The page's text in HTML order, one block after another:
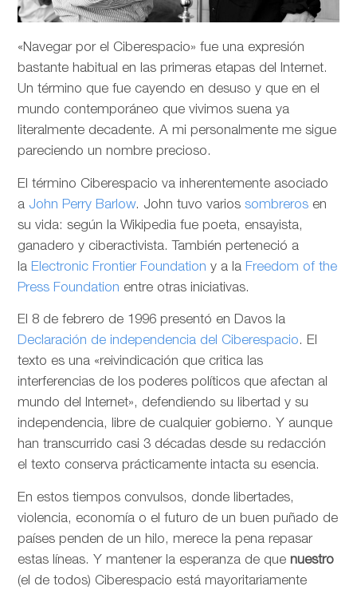
«Navegar por el Ciberespacio» fue una expresión
bastante habitual en las primeras etapas del Internet.
Un término que fue cayendo en desuso y que en el
mundo contemporáneo que vivimos suena ya
literalmente decadente. A mi personalmente me sigue
pareciendo un nombre precioso.
El término Ciberespacio va inherentemente asociado
a John Perry Barlow. John tuvo variossombreros en
su vida: según la Wikipedia fue poeta, ensayista,
ganadero y ciberactivista. También perteneció a
la Electronic Frontier Foundation y a la Freedom of the
Press Foundation entre otras iniciativas.
El 8 de febrero de 1996 presentó en Davos la
Declaración de independencia del Ciberespacio. El
texto es una «reivindicación que critica las
interferencias de los poderes políticos que afectan al
mundo del Internet», defendiendo su libertad y su
independencia, libre de cualquier gobierno. Y aunque
han transcurrido casi 3 décadas desde su redacción
el texto conserva prácticamente intacta su esencia.
En estos tiempos convulsos, donde libertades,
violencia, economía o el futuro de un buen puñado de
países penden de un hilo, merece la pena repasar
estas líneas. Y mantener la esperanza de que nuestro
(el de todos) Ciberespacio está mayoritariamente